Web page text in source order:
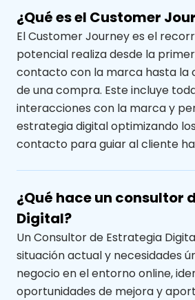
¿Qué es el Customer
El Customer Journey es el
potencial realiza desde la
contacto con la marca hasta la
de una compra. Este incluye
interacciones con la marca y
estrategia digital optimizando
contacto para guiar al cliente
¿Qué hace un consultor
Digital?
Un Consultor de Estrategia
situación actual y necesidades
negocio en el entorno online,
oportunidades de mejora y